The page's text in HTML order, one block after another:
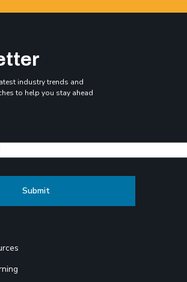
industry trends and
to help you stay ahead